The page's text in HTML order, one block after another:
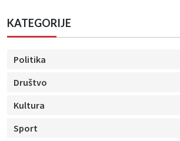
KATEGORIJE
Politika
Društvo
Kultura
Sport